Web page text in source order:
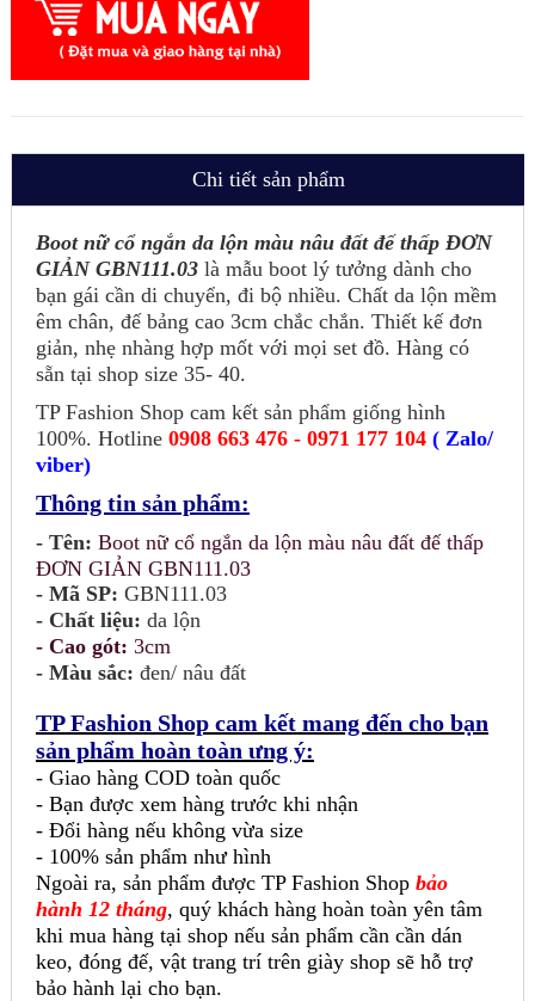
Chi tiết sản phẩm
Boot nữ cổ ngắn da lộn màu nâu đất đế thấp ĐƠN
GIẢN GBN111.03là mẫu boot lý tưởng dành cho
bạn gái cần di chuyển, đi bộ nhiều. Chất da lộn mềm
êm chân, đế bảng cao 3cm chắc chắn. Thiết kế đơn
giản, nhẹ nhàng hợp mốt với mọi set đồ. Hàng có
sẵn tại shop size 35- 40.
TP Fashion Shop cam kết sản phẩm giống hình
100%. Hotline 0908 663 476 - 0971 177 104 ( Zalo/
viber)
Thông tin sản phẩm:
- Tên: Boot nữ cổ ngắn da lộn màu nâu đất đế thấp
ĐƠN GIẢN GBN111.03
- Mã SP: GBN111.03
- Chất liệu: da lộn
- Cao gót: 3cm
- Màu sắc: đen/ nâu đất
TP Fashion Shop cam kết mang đến cho bạn
sản phẩm hoàn toàn ưng ý:
- Giao hàng COD toàn quốc
- Bạn được xem hàng trước khi nhận
- Đổi hàng nếu không vừa size
- 100% sản phẩm như hình
Ngoài ra, sản phẩm được TP Fashion Shop bảo
hành 12 tháng, quý khách hàng hoàn toàn yên tâm
khi mua hàng tại shop nếu sản phẩm cần cần dán
keo, đóng đế, vật trang trí trên giày shop sẽ hỗ trợ
bảo hành lại cho bạn.